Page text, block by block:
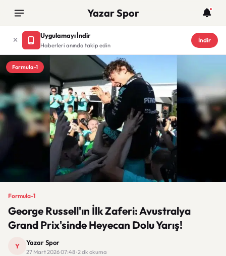
Yazar Spor
Uygulamayı İndir
Haberleri anında takip edin
İndir
Formula-1
Formula-1
George Russell'ın İlk Zaferi: Avustralya
Grand Prix'sinde Heyecan Dolu Yarış!
Y Yazar Spor
27 Mart 2026 07:48 · 2 dk okuma